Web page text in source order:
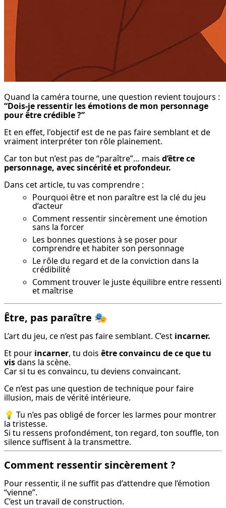
“Dois-je ressentir les émotions de mon personnage
pour être crédible ?”
Et en effet, l'objectif est de ne pas faire semblant et de
vraiment interpréter ton rôle plainement.
Car ton but n’est pas de “paraître”… mais d’être ce
personnage, avec sincérité et profondeur.
Dans cet article, tu vas comprendre :
Pourquoi être et non paraître est la clé du jeu
d’acteur
Comment ressentir sincèrement une émotion
sans la forcer
Les bonnes questions à se poser pour
comprendre et habiter son personnage
Le rôle du regard et de la conviction dans la
crédibilité
Comment trouver le juste équilibre entre ressenti
et maîtrise
Être, pas paraître 🎭
L’art du jeu, ce n’est pas faire semblant. C’est incarner.
Et pour incarner, tu dois être convaincu de ce que tu
vis dans la scène.
Car si tu es convaincu, tu deviens convaincant.
Ce n’est pas une question de technique pour faire
illusion, mais de vérité intérieure.
💡 Tu n’es pas obligé de forcer les larmes pour montrer
la tristesse.
Si tu ressens profondément, ton regard, ton souffle, ton
silence suffisent à la transmettre.
Comment ressentir sincèrement ?
Pour ressentir, il ne suffit pas d’attendre que l’émotion
“vienne”.
C’est un travail de construction.